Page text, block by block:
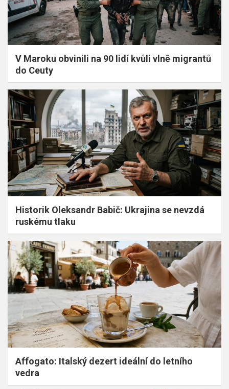
V Maroku obvinili na 90 lidí kvůli vlně migrantů
do Ceuty
Historik Oleksandr Babič: Ukrajina se nevzdá
ruskému tlaku
Affogato: Italský dezert ideální do letního
vedra